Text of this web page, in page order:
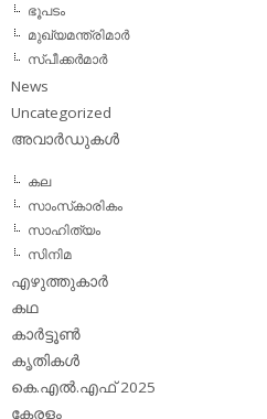
ഭൂപടം
മുഖ്യമന്ത്രിമാര്‍
സ്പീക്കര്‍മാര്‍
News
Uncategorized
അവാര്‍ഡുകള്‍
കല
സാംസ്‌കാരികം
സാഹിത്യം
സിനിമ
എഴുത്തുകാര്‍
കഥ
കാര്‍ട്ടൂണ്‍
കൃതികള്‍
കെ.എല്‍.എഫ് 2025
കേരളം